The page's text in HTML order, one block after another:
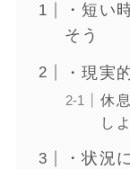
・短い
そう
・現実
休
し
・状況